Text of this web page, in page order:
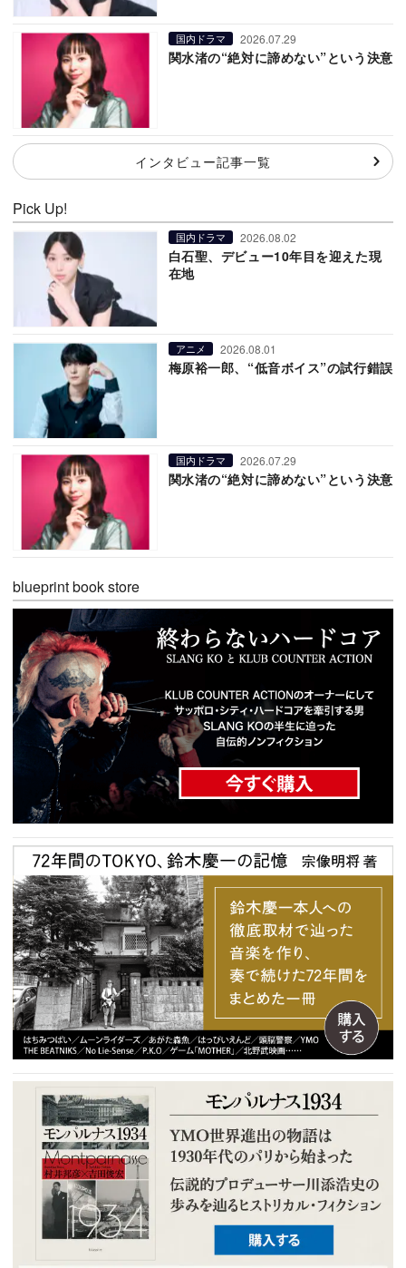
国内ドラマ 2026.07.29
関水渚の“絶対に諦めない”という決意
インタビュー記事一覧
Pick Up!
国内ドラマ 2026.08.02
白石聖、デビュー10年目を迎えた現
在地
アニメ 2026.08.01
梅原裕一郎、“低音ボイス”の試行錯誤
国内ドラマ 2026.07.29
関水渚の“絶対に諦めない”という決意
blueprint book store